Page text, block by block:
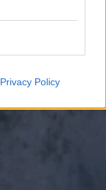
Privacy Policy